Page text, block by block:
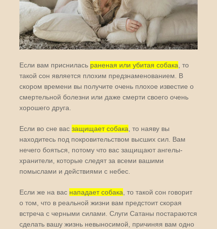
Если вам приснилась раненая или убитая собака , то
такой сон является плохим предзнаменованием. В
скором времени вы получите очень плохое известие о
смертельной болезни или даже смерти своего очень
хорошего друга.
Если во сне вас защищает собака , то наяву вы
находитесь под покровительством высших сил. Вам
нечего бояться, потому что вас защищают ангелы-
хранители, которые следят за всеми вашими
помыслами и действиями с небес.
Если же на вас нападает собака , то такой сон говорит
о том, что в реальной жизни вам предстоит скорая
встреча с черными силами. Слуги Сатаны постараются
сделать вашу жизнь невыносимой, причиняя вам одно